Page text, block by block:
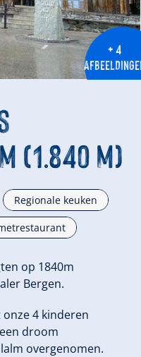
+ 4
(1.840 m)
Regionale keuken
op 1840m
Bergen.
4 kinderen
droom
overgenomen.